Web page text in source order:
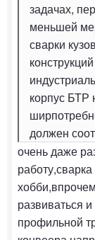
задачах,
меньшей
сварки
корпус БТР
должен
очень даже
развиваться
профильной